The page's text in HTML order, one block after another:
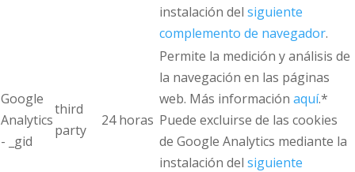
instalación del siguiente
complemento de navegador.
Google
Analytics
- _gid
third
party
24 horas
Permite la medición y análisis de
la navegación en las páginas
web. Más información aquí.*
Puede excluirse de las cookies
de Google Analytics mediante la
instalación del siguiente